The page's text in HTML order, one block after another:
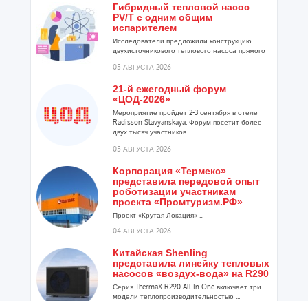
Гибридный тепловой насос
PV/T с одним общим
испарителем
Исследователи предложили конструкцию
двухисточникового теплового насоса прямого
05 АВГУСТА 2026
21-й ежегодный форум
«ЦОД-2026»
Мероприятие пройдет 2-3 сентября в отеле
Radisson Slavyanskaya. Форум посетит более
двух тысяч участников...
05 АВГУСТА 2026
Корпорация «Термекс»
представила передовой опыт
роботизации участникам
проекта «Промтуризм.РФ»
Проект «Крутая Локация» ...
04 АВГУСТА 2026
Китайская Shenling
представила линейку тепловых
насосов «воздух-вода» на R290
Серия ThermaX R290 All-In-One включает три
модели теплопроизводительностью ...